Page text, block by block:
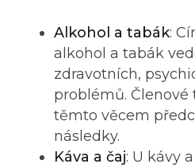
Alkohol a tabák:
alkohol a tabák
zdravotních,
problémů. Členové
těmto věcem
následky.
Káva a čaj: U kávy